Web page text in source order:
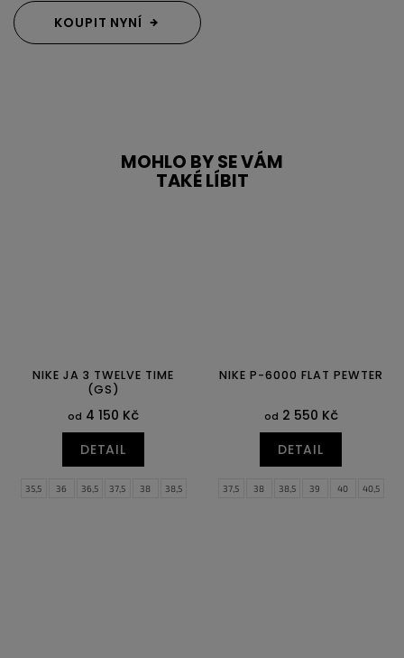
KOUPIT NYNÍ
MOHLO BY SE VÁM
TAKÉ LÍBIT
NIKE JA 3 TWELVE TIME
(GS)
od 4 150 Kč
DETAIL
35,5 36 36,5 37,5 38
38,5
NIKE P-6000 FLAT PEWTER
od 2 550 Kč
DETAIL
37,5 38 38,5 39 40
40,5